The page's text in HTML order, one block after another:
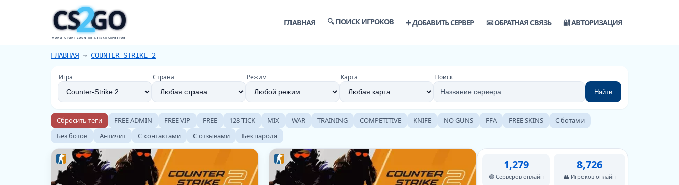
CS GO
2
МОНИТОРИНГ COUNTER-STRIKE СЕРВЕРОВ
ГЛАВНАЯ 🔍 ПОИСК ИГРОКОВ ➕ ДОБАВИТЬ СЕРВЕР 📧 ОБРАТНАЯ СВЯЗЬ 🔐 АВТОРИЗАЦИЯ
ГЛАВНАЯ → COUNTER-STRIKE 2
Игра Страна Режим Карта Поиск
Найти
Сбросить теги FREE ADMIN FREE VIP FREE 128 TICK MIX WAR TRAINING COMPETITIVE KNIFE NO GUNS FFA FREE SKINS
С ботами
Без ботов
Античит С контактами С отзывами Без пароля
1,279
🟢 Серверов онлайн
8,726
👥 Игроков онлайн